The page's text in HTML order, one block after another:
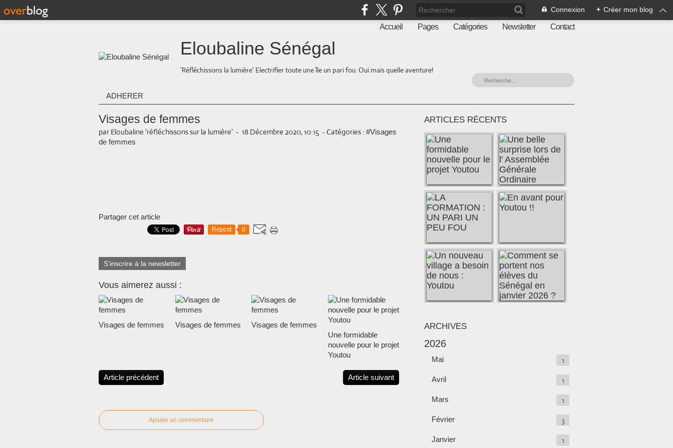
Connexion + Créer mon blog
Accueil Pages Catégories Newsletter Contact
Eloubaline Sénégal
'Réfléchissons la lumière' Electrifier toute une île un pari fou. Oui mais quelle aventure!
ADHERER
Visages de femmes
par Eloubaline 'réfléchissons sur la lumière' - 18 Décembre 2020, 10:15 - Catégories : #Visages
de femmes
Partager cet article
Repost 0
S'inscrire à la newsletter
Vous aimerez aussi :
Visages de femmes Visages de femmes
Visages de femmes
Une formidable
nouvelle pour le projet
Youtou
Article précédent Article suivant
Ajouter un commentaire
ARTICLES RÉCENTS
ARCHIVES
2026
Mai 1
Avril 1
Mars 1
Février 3
Janvier 1